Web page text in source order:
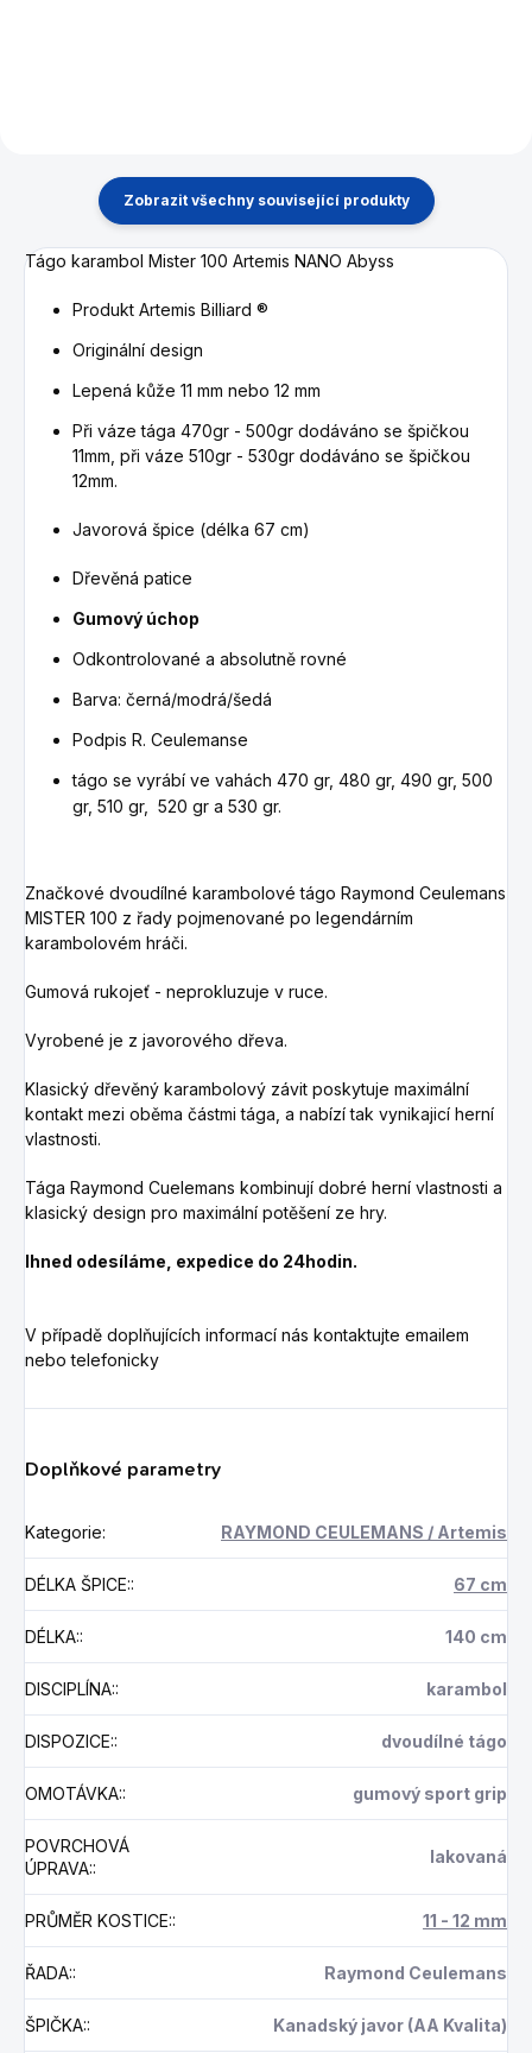
Zobrazit všechny související produkty
Tágo karambol Mister 100 Artemis NANO Abyss
Produkt Artemis Billiard ®
Originální design
Lepená kůže 11 mm nebo 12 mm
Při váze tága 470gr - 500gr dodáváno se špičkou
11mm, při váze 510gr - 530gr dodáváno se špičkou
12mm.
Javorová špice (délka 67 cm)
Dřevěná patice
Gumový úchop
Odkontrolované a absolutně rovné
Barva: černá/modrá/šedá
Podpis R. Ceulemanse
tágo se vyrábí ve vahách 470 gr, 480 gr, 490 gr, 500
gr, 510 gr, 520 gr a 530 gr.
Značkové dvoudílné karambolové tágo Raymond Ceulemans
MISTER 100 z řady pojmenované po legendárním
karambolovém hráči.
Gumová rukojeť - neprokluzuje v ruce.
Vyrobené je z javorového dřeva.
Klasický dřevěný karambolový závit poskytuje maximální
kontakt mezi oběma částmi tága, a nabízí tak vynikajicí herní
vlastnosti.
Tága Raymond Cuelemans kombinují dobré herní vlastnosti a
klasický design pro maximální potěšení ze hry.
Ihned odesíláme, expedice do 24hodin.
V případě doplňujících informací nás kontaktujte emailem
nebo telefonicky
Doplňkové parametry
Kategorie: RAYMOND CEULEMANS / Artemis
DÉLKA ŠPICE:: 67 cm
DÉLKA:: 140 cm
DISCIPLÍNA:: karambol
DISPOZICE:: dvoudílné tágo
OMOTÁVKA:: gumový sport grip
POVRCHOVÁ
ÚPRAVA::
lakovaná
PRŮMĚR KOSTICE:: 11 - 12 mm
ŘADA:: Raymond Ceulemans
ŠPIČKA:: Kanadský javor (AA Kvalita)